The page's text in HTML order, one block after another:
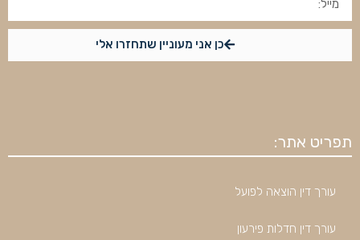
כן אני מעוניין שתחזרו אלי
תפריט אתר:
עורך דין הוצאה לפועל
עורך דין חדלות פירעון